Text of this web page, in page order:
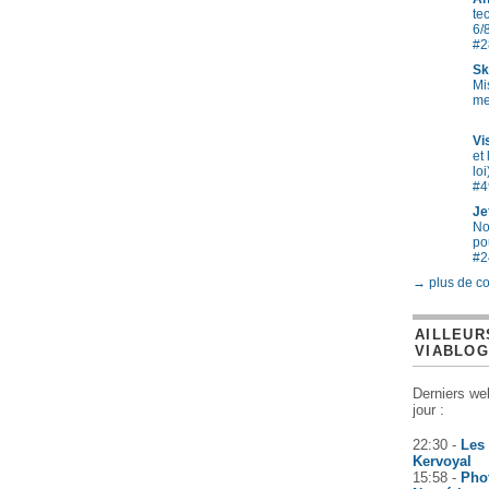
6/
et
→ plus de
Derniers
jour :
22:30 -
Kervoyal
15:58 -